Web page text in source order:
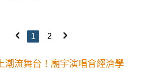
1 2
潮流舞台！廟宇演唱會經濟學